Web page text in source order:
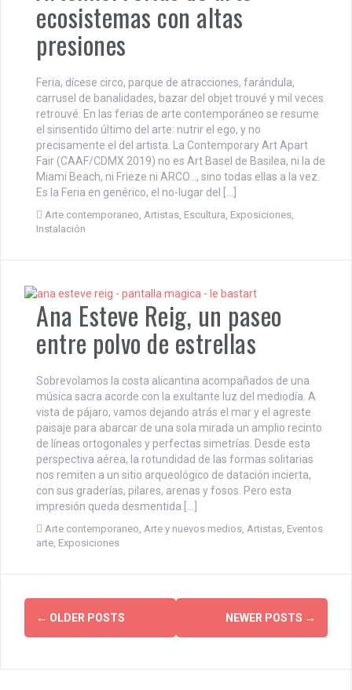
ecosistemas con altas
presiones
Feria, dícese circo, parque de atracciones, farándula,
carrusel de banalidades, bazar del objet trouvé y mil veces
retrouvé. En las ferias de arte contemporáneo se resume
el sinsentido último del arte: nutrir el ego, y no
precisamente el del artista. La Contemporary Art Apart
Fair (CAAF/CDMX 2019) no es Art Basel de Basilea, ni la de
Miami Beach, ni Frieze ni ARCO…, sino todas ellas a la vez.
Es la Feria en genérico, el no-lugar del […]
Arte contemporaneo, Artistas, Escultura, Exposiciones,
Instalación
Ana Esteve Reig, un paseo
entre polvo de estrellas
Sobrevolamos la costa alicantina acompañados de una
música sacra acorde con la exultante luz del mediodía. A
vista de pájaro, vamos dejando atrás el mar y el agreste
paisaje para abarcar de una sola mirada un amplio recinto
de líneas ortogonales y perfectas simetrías. Desde esta
perspectiva aérea, la rotundidad de las formas solitarias
nos remiten a un sitio arqueológico de datación incierta,
con sus graderías, pilares, arenas y fosos. Pero esta
impresión queda desmentida […]
Arte contemporaneo Arte y nuevos medios Artistas Eventos
arte Exposiciones
P← OLDER POSTS NEWER POSTS →